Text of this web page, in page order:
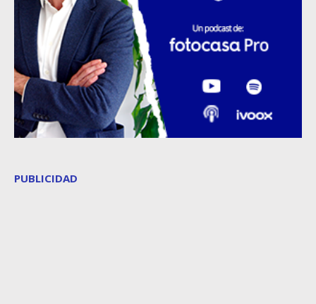
PUBLICIDAD